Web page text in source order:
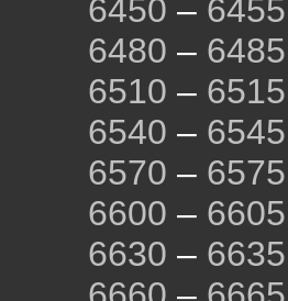
6450 – 6455
6480 – 6485
6510 – 6515
6540 – 6545
6570 – 6575
6600 – 6605
6630 – 6635